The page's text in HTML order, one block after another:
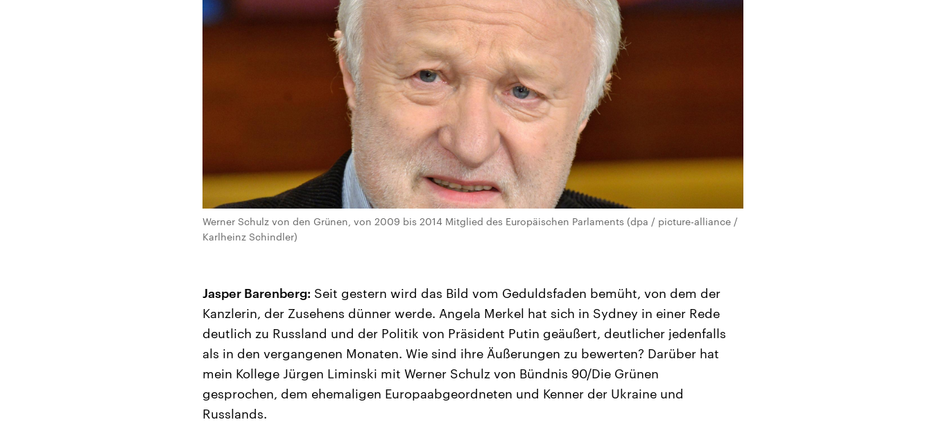
Werner Schulz von den Grünen, von 2009 bis 2014 Mitglied des Europäischen Parlaments (dpa / picture-alliance /
Karlheinz Schindler)
Jasper Barenberg: Seit gestern wird das Bild vom Geduldsfaden bemüht, von dem der
Kanzlerin, der Zusehens dünner werde. Angela Merkel hat sich in Sydney in einer Rede
deutlich zu Russland und der Politik von Präsident Putin geäußert, deutlicher jedenfalls
als in den vergangenen Monaten. Wie sind ihre Äußerungen zu bewerten? Darüber hat
mein Kollege Jürgen Liminski mit Werner Schulz von Bündnis 90/Die Grünen
gesprochen, dem ehemaligen Europaabgeordneten und Kenner der Ukraine und
Russlands.